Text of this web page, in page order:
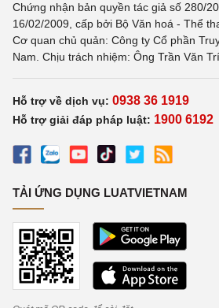
Chứng nhận bản quyền tác giả số 280/
16/02/2009, cấp bởi Bộ Văn hoá - Thể
Cơ quan chủ quản: Công ty Cổ phần
Nam. Chịu trách nhiệm: Ông Trần Văn Trí
Hỗ trợ về dịch vụ: 0938 36 1919
Hỗ trợ giải đáp pháp luật: 1900 6192
TẢI ỨNG DỤNG LUATVIETNAM